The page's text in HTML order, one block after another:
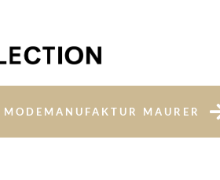
MODEMANUFAKTUR MAURER